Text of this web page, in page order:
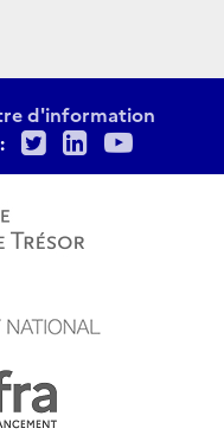
d'information
TwitterLinkedIn